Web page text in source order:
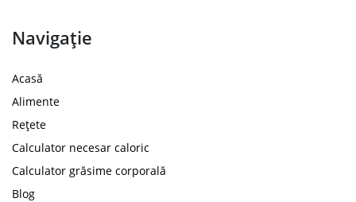
Navigație
Acasă
Alimente
Rețete
Calculator necesar caloric
Calculator grăsime corporală
Blog